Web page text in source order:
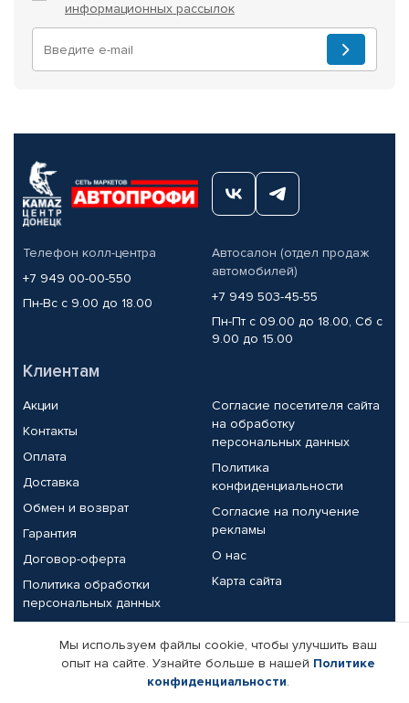
информационных рассылок
Телефон колл-центра
+7 949 00-00-550
Пн-Вс с 9.00 до 18.00
Автосалон (отдел продаж
автомобилей)
+7 949 503-45-55
Пн-Пт с 09.00 до 18.00, Сб с
9.00 до 15.00
Клиентам
Акции
Контакты
Оплата
Доставка
Обмен и возврат
Гарантия
Договор-оферта
Политика обработки
персональных данных
Согласие посетителя сайта
на обработку
персональных данных
Политика
конфиденциальности
Согласие на получение
рекламы
О нас
Карта сайта
Партнерам
Корпоративным клиентам
Реквизиты компании
Мы используем файлы cookie, чтобы улучшить ваш
опыт на сайте. Узнайте больше в нашей Политике
конфиденциальности.